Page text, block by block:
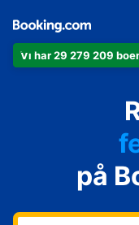
Vi har 29 279 209
på